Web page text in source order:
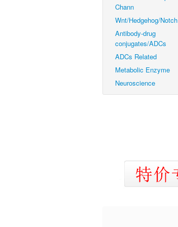
Chann
Wnt/Hedgehog/Notch
Antibody-drug
conjugates/ADCs
ADCs Related
Metabolic Enzyme
Neuroscience